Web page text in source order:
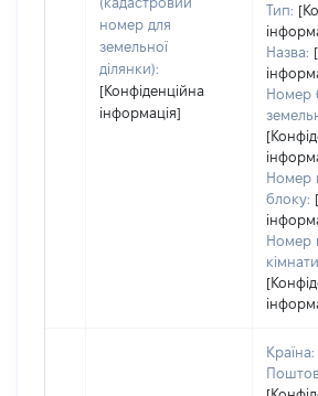
номер для
земельної
ділянки):
[Конфіденційна
інформація]
Тип:
Назва:
Номер
Номер
блоку:
Номер
Країна: